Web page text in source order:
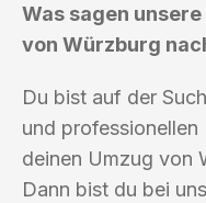
Was sagen
von Würzburg
Du bist auf der
und
deinen Umzug von
Dann bist du bei